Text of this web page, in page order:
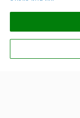
Доставка и оплата